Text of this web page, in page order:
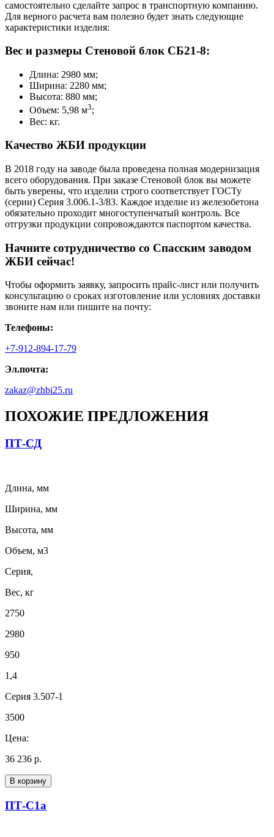
самостоятельно сделайте запрос в транспортную компанию.
Для верного расчета вам полезно будет знать следующие
характеристики изделия:
Вес и размеры Стеновой блок СБ21-8:
Длина: 2980 мм;
Ширина: 2280 мм;
Высота: 880 мм;
Объем: 5,98 м3;
Вес: кг.
Качество ЖБИ продукции
В 2018 году на заводе была проведена полная модернизация
всего оборудования. При заказе Стеновой блок вы можете
быть уверены, что изделии строго соответствует ГОСТу
(серии) Серия 3.006.1-3/83. Каждое изделие из железобетона
обязательно проходит многоступенчатый контроль. Все
отгрузки продукции сопровождаются паспортом качества.
Начните сотрудничество со Cпасским заводом
ЖБИ сейчас!
Чтобы оформить заявку, запросить прайс-лист или получить
консультацию о сроках изготовление или условиях доставки
звоните нам или пишите на почту:
Телефоны:
+7-912-894-17-79
Эл.почта:
zakaz@zhbi25.ru
ПОХОЖИЕ ПРЕДЛОЖЕНИЯ
ПТ-СД
Длина, мм
Ширина, мм
Высота, мм
Объем, м3
Серия,
Вес, кг
2750
2980
950
1,4
Серия 3.507-1
3500
Цена:
36 236 р.
В корзину
ПТ-С1а